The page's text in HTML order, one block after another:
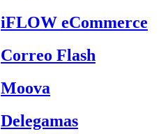
iFLOW eCommerce
Correo Flash
Moova
Delegamas